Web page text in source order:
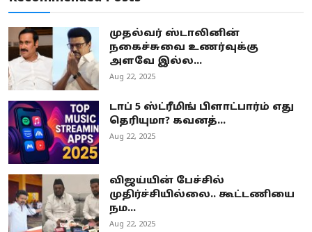
முதல்வர் ஸ்டாலினின்
நகைச்சுவை உணர்வுக்கு
அளவே இல்ல...
Aug 22, 2025
டாப் 5 ஸ்ட்ரீமிங் பிளாட்பார்ம் எது
தெரியுமா? கவனத்...
Aug 22, 2025
விஜய்யின் பேச்சில்
முதிர்ச்சியில்லை.. கூட்டணியை
நம...
Aug 22, 2025